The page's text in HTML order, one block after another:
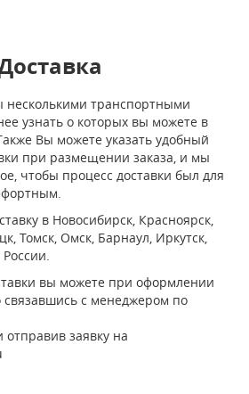
несколькими транспортными
узнать о которых вы можете в
Вы можете указать удобный
при размещении заказа, и мы
чтобы процесс доставки был для
в Новосибирск, Красноярск,
Томск, Омск, Барнаул, Иркутск,
вы можете при оформлении
связавшись с менеджером по
отправив заявку на